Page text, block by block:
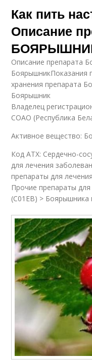
Как пить
Описание
БОЯРЫШНИК
Описание препарата
БоярышникПоказания
хранения препарата
Боярышник
Владелец
СОАО (Республика
Активное вещество:
Код ATX: Сердечно-
для лечения
препараты для
Прочие препараты
(C01EB) > Боярышника